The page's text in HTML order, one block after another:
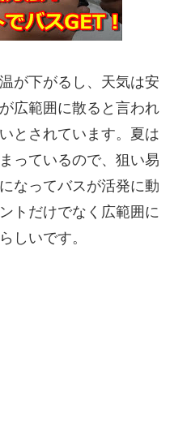
が下がるし、天気は安
広範囲に散ると言われ
とされています。夏は
っているので、狙い易
なってバスが活発に動
トだけでなく広範囲に
しいです。